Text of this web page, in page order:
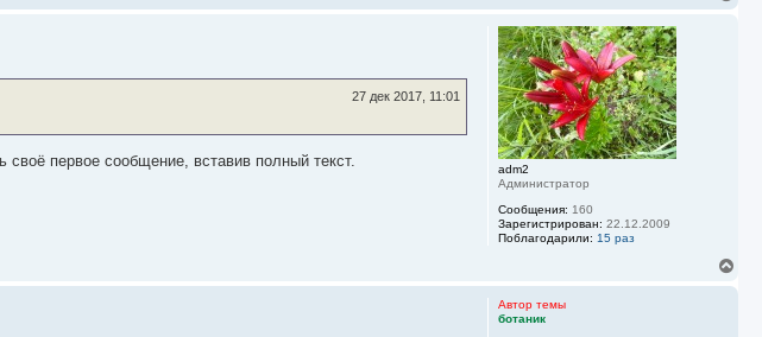
adm2
Администратор
Сообщения: 160
Зарегистрирован: 22.12.2009
Поблагодарили: 15 раз
27 дек 2017, 11:01
первое сообщение, вставив полный текст.
Автор темы
ботаник